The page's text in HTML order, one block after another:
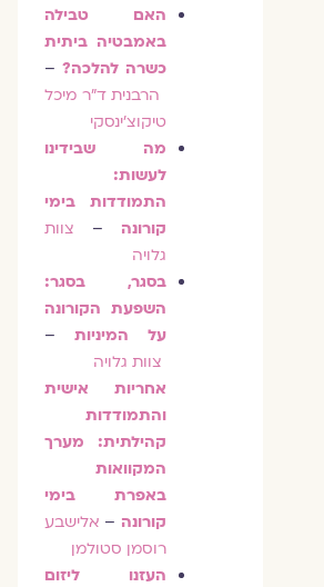
האם טבילה
באמבטיה ביתית
כשרה להלכה?–
הרבנית ד"ר מיכל
טיקוצ'ינסקי
מה שבידינו
לעשות:
התמודדות בימי
קורונה–
צוות
גלויה
בסגר, בסגר:
השפעת הקורונה
על המיניות–
צוות גלויה
אחריות אישית
והתמודדות
קהילתית: מערך
המקוואות
באפרת בימי
קורונה–אלישבע
רוסמן סטולמן
העזנו ליזום